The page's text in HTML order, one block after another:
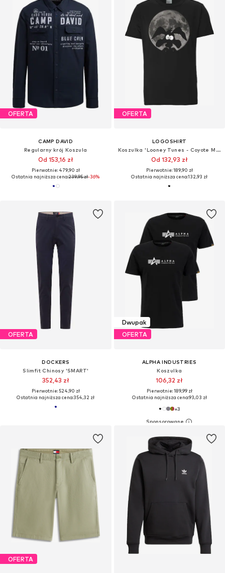
OFERTA
CAMP DAVID
Regularny krój Koszula
Od 153,16 zł
Pierwotnie: 479,90 zł
Ostatnia najniższa cena:239,95 zł-36%
OFERTA
LOGOSHIRT
Koszulka 'Looney Tunes - Coyote Mond'
Od 132,93 zł
Pierwotnie: 189,90 zł
Ostatnia najniższa cena:132,93 zł
OFERTA
DOCKERS
Slimfit Chinosy 'SMART'
352,43 zł
Pierwotnie: 524,90 zł
Ostatnia najniższa cena:354,32 zł
Dwupak
OFERTA
ALPHA INDUSTRIES
Koszulka
106,32 zł
Pierwotnie: 189,99 zł
Ostatnia najniższa cena:93,03 zł
+3
OFERTA